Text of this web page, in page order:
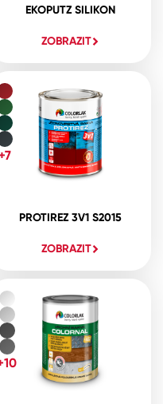
EKOPUTZ SILIKON
ZOBRAZIT
PROTIREZ 3V1 S2015
ZOBRAZIT